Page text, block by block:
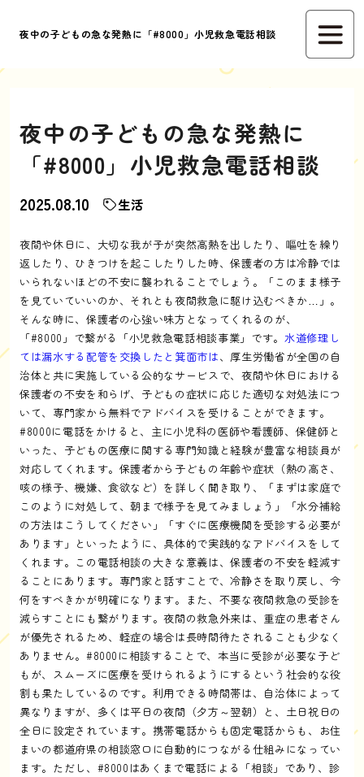
夜中の子どもの急な発熱に「#8000」小児救急電話相談
夜中の子どもの急な発熱に
「#8000」小児救急電話相談
2025.08.10 生活
夜間や休日に、大切な我が子が突然高熱を出したり、嘔吐を繰り
返したり、ひきつけを起こしたりした時、保護者の方は冷静では
いられないほどの不安に襲われることでしょう。「このまま様子
を見ていていいのか、それとも夜間救急に駆け込むべきか…」。
そんな時に、保護者の心強い味方となってくれるのが、
「#8000」で繋がる「小児救急電話相談事業」です。水道修理し
ては漏水する配管を交換したと箕面市は、厚生労働省が全国の自
治体と共に実施している公的なサービスで、夜間や休日における
保護者の不安を和らげ、子どもの症状に応じた適切な対処法につ
いて、専門家から無料でアドバイスを受けることができます。
#8000に電話をかけると、主に小児科の医師や看護師、保健師と
いった、子どもの医療に関する専門知識と経験が豊富な相談員が
対応してくれます。保護者から子どもの年齢や症状（熱の高さ、
咳の様子、機嫌、食欲など）を詳しく聞き取り、「まずは家庭で
このように対処して、朝まで様子を見てみましょう」「水分補給
の方法はこうしてください」「すぐに医療機関を受診する必要が
あります」といったように、具体的で実践的なアドバイスをして
くれます。この電話相談の大きな意義は、保護者の不安を軽減す
ることにあります。専門家と話すことで、冷静さを取り戻し、今
何をすべきかが明確になります。また、不要な夜間救急の受診を
減らすことにも繋がります。夜間の救急外来は、重症の患者さん
が優先されるため、軽症の場合は長時間待たされることも少なく
ありません。#8000に相談することで、本当に受診が必要な子ど
もが、スムーズに医療を受けられるようにするという社会的な役
割も果たしているのです。利用できる時間帯は、自治体によって
異なりますが、多くは平日の夜間（夕方～翌朝）と、土日祝日の
全日に設定されています。携帯電話からも固定電話からも、お住
まいの都道府県の相談窓口に自動的につながる仕組みになってい
ます。ただし、#8000はあくまで電話による「相談」であり、診